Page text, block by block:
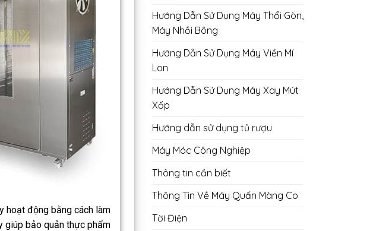
hoạt động bằng cách làm
giúp bảo quản thực phẩm
Hướng Dẫn Sử Dụng Máy Thổi Gòn,
Máy Nhồi Bông
Hướng Dẫn Sử Dụng Máy Viền Mí
Lon
Hướng Dẫn Sử Dụng Máy Xay Mút
Xốp
Hướng dẫn sử dụng tủ rượu
Máy Móc Công Nghiệp
Thông tin cần biết
Thông Tin Về Máy Quấn Màng Co
Tời Điện